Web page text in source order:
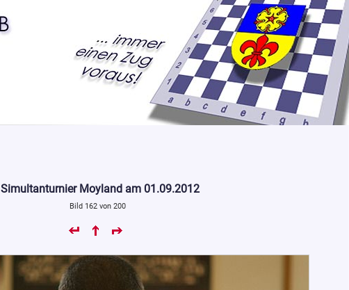
Simultanturnier Moyland am 01.09.2012
Bild 162 von 200